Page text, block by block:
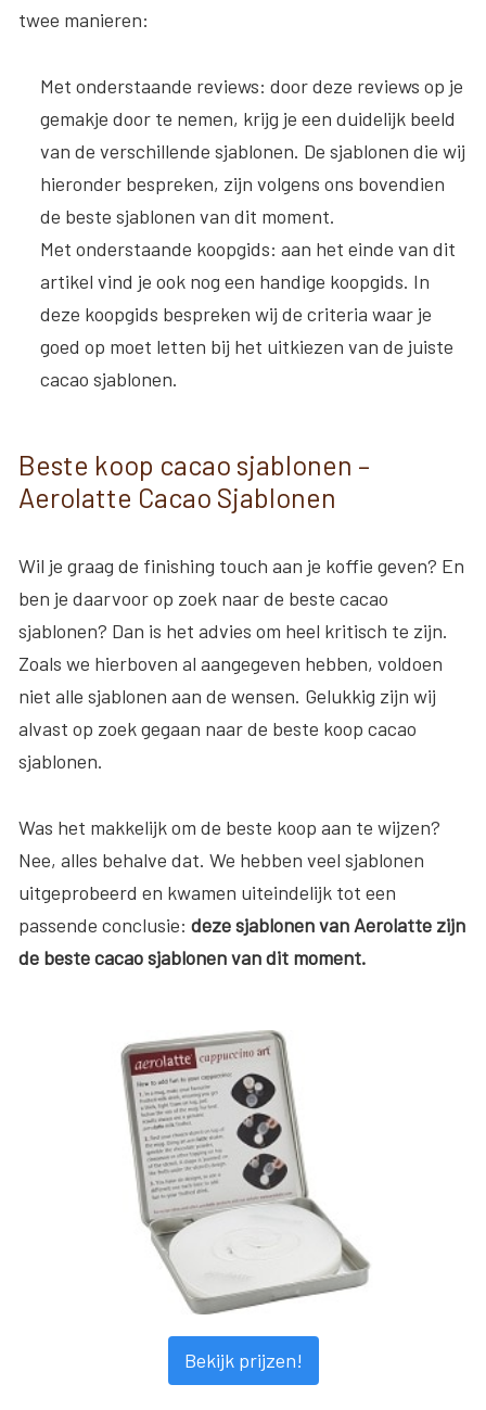
twee manieren:
Met onderstaande reviews: door deze reviews op je
gemakje door te nemen, krijg je een duidelijk beeld
van de verschillende sjablonen. De sjablonen die wij
hieronder bespreken, zijn volgens ons bovendien
de beste sjablonen van dit moment.
Met onderstaande koopgids: aan het einde van dit
artikel vind je ook nog een handige koopgids. In
deze koopgids bespreken wij de criteria waar je
goed op moet letten bij het uitkiezen van de juiste
cacao sjablonen.
Beste koop cacao sjablonen –
Aerolatte Cacao Sjablonen
Wil je graag de finishing touch aan je koffie geven? En
ben je daarvoor op zoek naar de beste cacao
sjablonen? Dan is het advies om heel kritisch te zijn.
Zoals we hierboven al aangegeven hebben, voldoen
niet alle sjablonen aan de wensen. Gelukkig zijn wij
alvast op zoek gegaan naar de beste koop cacao
sjablonen.
Was het makkelijk om de beste koop aan te wijzen?
Nee, alles behalve dat. We hebben veel sjablonen
uitgeprobeerd en kwamen uiteindelijk tot een
passende conclusie: deze sjablonen van Aerolatte zijn
de beste cacao sjablonen van dit moment.
Bekijk prijzen!